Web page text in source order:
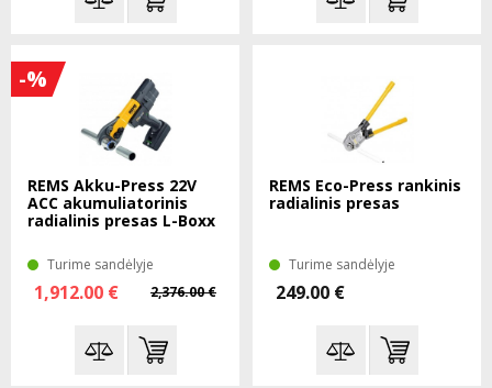
-%
REMS Akku-Press 22V
ACC akumuliatorinis
radialinis presas L-Boxx
Turime sandėlyje
2,376.00 €
1,912.00 €
REMS Eco-Press rankinis
radialinis presas
Turime sandėlyje
249.00 €